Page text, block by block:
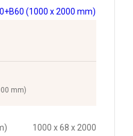
mm)
1000 x 68 x 2000